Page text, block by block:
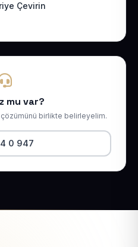
Çevirin
mu var?
birlikte belirleyelim.
0 947